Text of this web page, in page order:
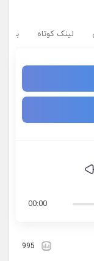
لینک کوتاه
00:00
995